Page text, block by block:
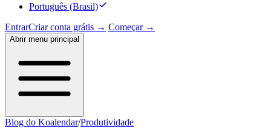
Português (Brasil)
EntrarCriar conta grátis → Começar →
Abrir menu principal
Blog do Koalendar/Produtividade